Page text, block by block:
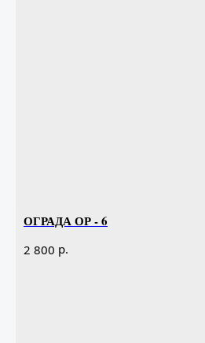
ОГРАДА ОР - 6
2 800 р.